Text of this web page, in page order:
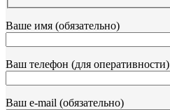
Ваше имя (обязательно)
Ваш телефон (для оперативности)
Ваш e-mail (обязательно)